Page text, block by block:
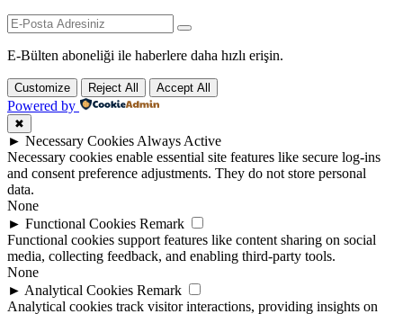
E-Bülten aboneliği ile haberlere daha hızlı erişin.
Customize Reject All Accept All
Powered by
✖
► Necessary Cookies Always Active
Necessary cookies enable essential site features like secure log-ins
and consent preference adjustments. They do not store personal
data.
None
► Functional Cookies Remark
Functional cookies support features like content sharing on social
media, collecting feedback, and enabling third-party tools.
None
► Analytical Cookies Remark
Analytical cookies track visitor interactions, providing insights on